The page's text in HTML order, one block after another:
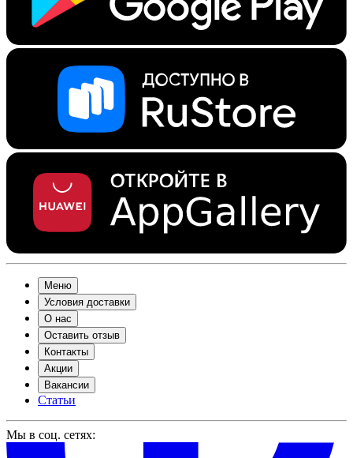
Меню
Условия доставки
О нас
Оставить отзыв
Контакты
Акции
Вакансии
Статьи
Мы в соц. сетях: